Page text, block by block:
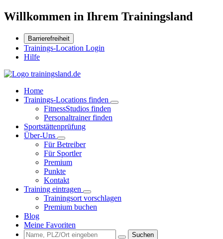
Willkommen in Ihrem Trainingsland
Barrierefreiheit
Trainings-Location Login
Hilfe
Home
Trainings-Locations finden
FitnessStudios finden
Personaltrainer finden
Sportstättenprüfung
Über-Uns
Für Betreiber
Für Sportler
Premium
Punkte
Kontakt
Training eintragen
Trainingsort vorschlagen
Premium buchen
Blog
Meine Favoriten
Suchen